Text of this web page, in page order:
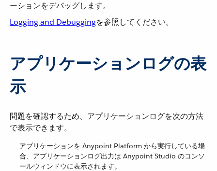
ーションをデバッグします。
Logging and Debuggingを参照してください。
アプリケーションログの表
示
問題を確認するため、アプリケーションログを次の方法
で表示できます。
アプリケーションを Anypoint Platform から実行している場
合、アプリケーションログ出力は Anypoint Studio のコンソ
ールウィンドウに表示されます。